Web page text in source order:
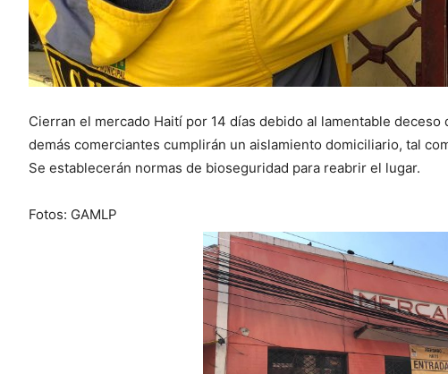
Cierran el mercado Haití por 14 días debido al lamentable
demás comerciantes cumplirán un aislamiento domiciliario, tal
Se establecerán normas de bioseguridad para reabrir el lugar.
Fotos: GAMLP